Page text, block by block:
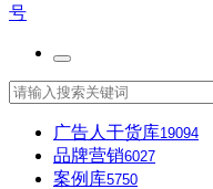
号
广告人干货库19094
品牌营销6027
案例库5750